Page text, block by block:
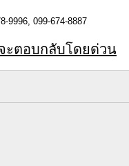
9996, 099-674-8887
ะตอบกลับโดยด่วน